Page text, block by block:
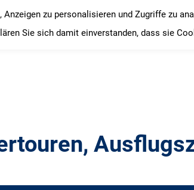
zu personalisieren und Zugriffe zu
Sie sich damit einverstanden, dass sie